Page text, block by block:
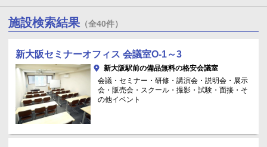
施設検索結果 （全40件）
新大阪セミナーオフィス 会議室O-1～3
新大阪駅前の備品無料の格安会議室
会議・セミナー・研修・講演会・説明会・展示
会・販売会・スクール・撮影・試験・面接・そ
の他イベント